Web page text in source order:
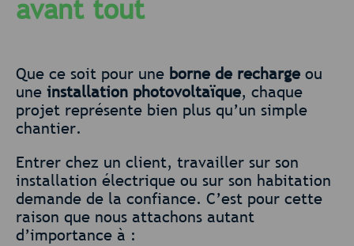
avant tout
Que ce soit pour une borne de recharge ou
une installation photovoltaïque, chaque
projet représente bien plus qu’un simple
chantier.
Entrer chez un client, travailler sur son
installation électrique ou sur son habitation
demande de la confiance. C’est pour cette
raison que nous attachons autant
d’importance à :